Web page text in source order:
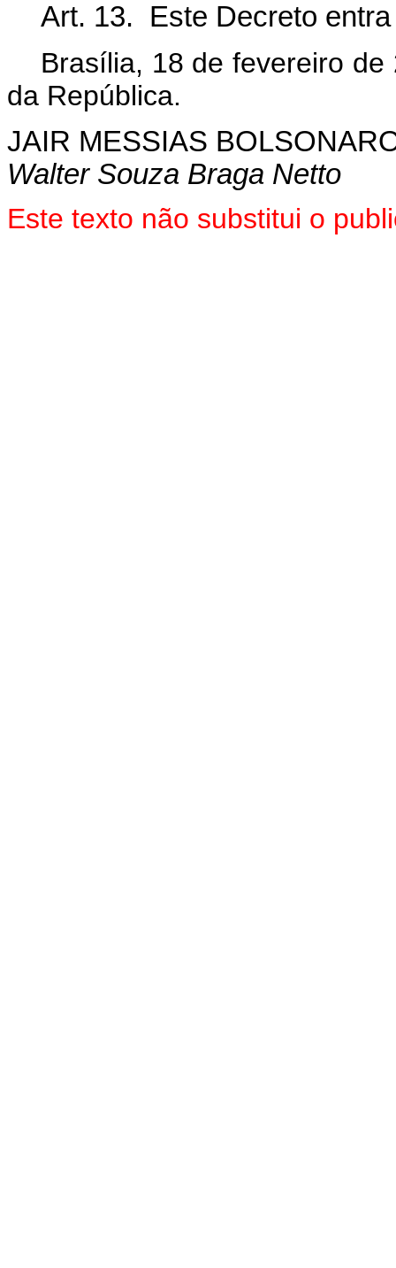
Art. 13. Este Decreto
Brasília, 18 de fevereiro de
da República.
JAIR MESSIAS
Walter Souza Braga Netto
Este texto não substitui o